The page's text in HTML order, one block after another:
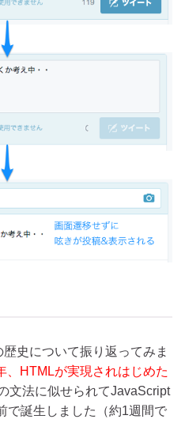
史について振り返ってみま
、HTMLが実現されはじめた
文法に似せられてJavaScript
で誕生しました（約1週間で